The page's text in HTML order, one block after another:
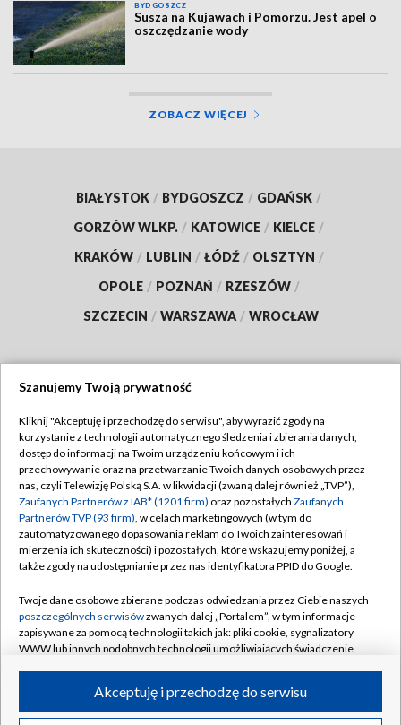
BYDGOSZCZ
Susza na Kujawach i Pomorzu. Jest apel o
oszczędzanie wody
ZOBACZ WIĘCEJ
BIAŁYSTOK / BYDGOSZCZ / GDAŃSK /
GORZÓW WLKP. / KATOWICE / KIELCE /
KRAKÓW / LUBLIN / ŁÓDŹ / OLSZTYN /
OPOLE / POZNAŃ / RZESZÓW /
SZCZECIN / WARSZAWA / WROCŁAW
TVP
Abonament TVP
Emisja w TVP
Centrum informacji TVP
Naziemna Telewizja Cyfrowa
Rada Programowa
System NOS
Informacje o nadawcy
Program dla prasy
Regulamin TVP
Polityka prywatności
Moje zgody
Pomoc
Kontakt
Kanały
©2026 Telewizja Polska S.A. w likwidacji
Szanujemy Twoją prywatność
Kliknij "Akceptuję i przechodzę do serwisu", aby wyrazić zgody na
korzystanie z technologii automatycznego śledzenia i zbierania danych,
dostęp do informacji na Twoim urządzeniu końcowym i ich
przechowywanie oraz na przetwarzanie Twoich danych osobowych przez
nas, czyli Telewizję Polską S.A. w likwidacji (zwaną dalej również „TVP”),
Zaufanych Partnerów z IAB* (1201 firm) oraz pozostałych Zaufanych
Partnerów TVP (93 firm), w celach marketingowych (w tym do
zautomatyzowanego dopasowania reklam do Twoich zainteresowań i
mierzenia ich skuteczności) i pozostałych, które wskazujemy poniżej, a
także zgody na udostępnianie przez nas identyfikatora PPID do Google.
Twoje dane osobowe zbierane podczas odwiedzania przez Ciebie naszych
poszczególnych serwisówzwanych dalej „Portalem”, w tym informacje
zapisywane za pomocą technologii takich jak: pliki cookie, sygnalizatory
WWW lub innych podobnych technologii umożliwiających świadczenie
ruchu w Internecie.Akceptuję i przechodzę do serwisu